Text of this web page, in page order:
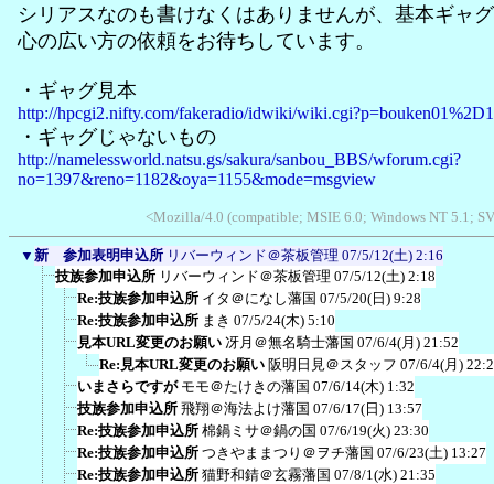
シリアスなのも書けなくはありませんが、基本ギャ
心の広い方の依頼をお待ちしています。
・ギャグ見本
http://hpcgi2.nifty.com/fakeradio/idwiki/wiki.cgi?p=bouken01%2D1
・ギャグじゃないもの
http://namelessworld.natsu.gs/sakura/sanbou_BBS/wforum.cgi?
no=1397&reno=1182&oya=1155&mode=msgview
<Mozilla/4.0 (compatible; MSIE 6.0; Windows NT 5.1;
▼ 新 参加表明申込所 リバーウィンド＠茶板管理 07/5/12(土) 2:16
技族参加申込所 リバーウィンド＠茶板管理 07/5/12(土) 2:18
Re:技族参加申込所 イタ＠になし藩国 07/5/20(日) 9:28
Re:技族参加申込所 まき 07/5/24(木) 5:10
見本URL変更のお願い 冴月＠無名騎士藩国 07/6/4(月) 21:52
Re:見本URL変更のお願い 阪明日見＠スタッフ 07/6/4(月)
いまさらですが モモ＠たけきの藩国 07/6/14(木) 1:32
技族参加申込所 飛翔＠海法よけ藩国 07/6/17(日) 13:57
Re:技族参加申込所 棉鍋ミサ＠鍋の国 07/6/19(火) 23:30
Re:技族参加申込所 つきやままつり＠ヲチ藩国 07/6/23(土) 13:27
Re:技族参加申込所 猫野和錆＠玄霧藩国 07/8/1(水) 21:35